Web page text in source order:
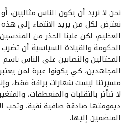
نحن لا نريد أن يكون الناس مثاليين،
نعترض لكل من يريد الانتماء إلى
العظيم، لكن علينا الحذر من
الحكومة والقيادة السياسية أن
المحتالين والنصابين على الناس
المجاهدين، كي يكونوا عبرة لمن
مسيرتنا ليست شعارات براقة فقط،
لا تتأثر بالتقلبات والمنعطفات،
ديمومتها صادقة صافية نقية، وتحب
المنضمين إليها.